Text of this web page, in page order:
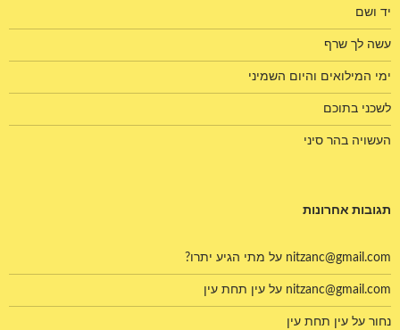
יד ושם
עשה לך שרף
ימי המילואים והיום השמיני
לשכני בתוכם
העשויה בהר סיני
תגובות אחרונות
nitzanc@gmail.com על מתי הגיע יתרו?
nitzanc@gmail.com על עין תחת עין
נחור על עין תחת עין